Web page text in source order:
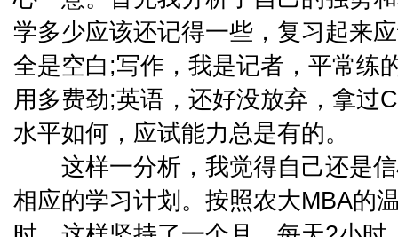
学多少应该还记得一些，复习起来
全是空白;写作，我是记者，平常练
用多费劲;英语，还好没放弃，拿过
水平如何，应试能力总是有的。
这样一分析，我觉得自己还是信
相应的学习计划。按照农大MBA的